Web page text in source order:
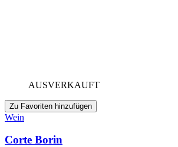
AUSVERKAUFT
Zu Favoriten hinzufügen
Wein
Corte Borin